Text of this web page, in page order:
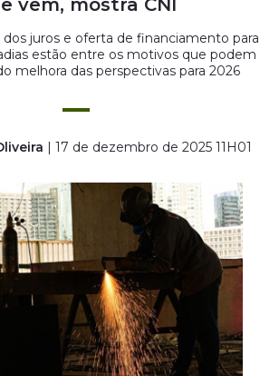
vem, mostra CNI
dos juros e oferta de financiamento para
estão entre os motivos que podem
melhora das perspectivas para 2026
| 17 de dezembro de 2025 11H01